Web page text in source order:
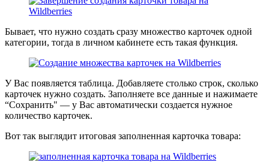
Бывает, что нужно создать сразу множество карточек одной
категории, тогда в личном кабинете есть такая функция.
У Вас появляется таблица. Добавляете столько строк, сколько
карточек нужно создать. Заполняете все данные и нажимаете
“Сохранить" — у Вас автоматически создается нужное
количество карточек.
Вот так выглядит итоговая заполненная карточка товара: